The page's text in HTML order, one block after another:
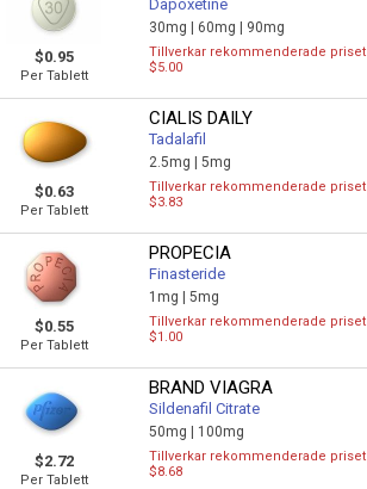
$0.95
Per Tablett
Dapoxetine
30mg | 60mg | 90mg
Tillverkar rekommenderade priset
$5.00
$0.63
Per Tablett
CIALIS DAILY
Tadalafil
2.5mg |5mg
Tillverkar rekommenderade priset
$3.83
$0.55
Per Tablett
PROPECIA
Finasteride
1mg |5mg
Tillverkar rekommenderade priset
$1.00
$2.72
Per Tablett
BRAND VIAGRA
Sildenafil Citrate
50mg | 100mg
Tillverkar rekommenderade priset
$8.68